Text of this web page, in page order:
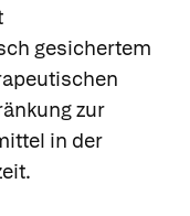
gesichertem
zur
in der